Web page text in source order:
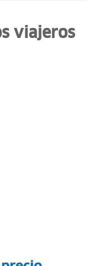
viajeros